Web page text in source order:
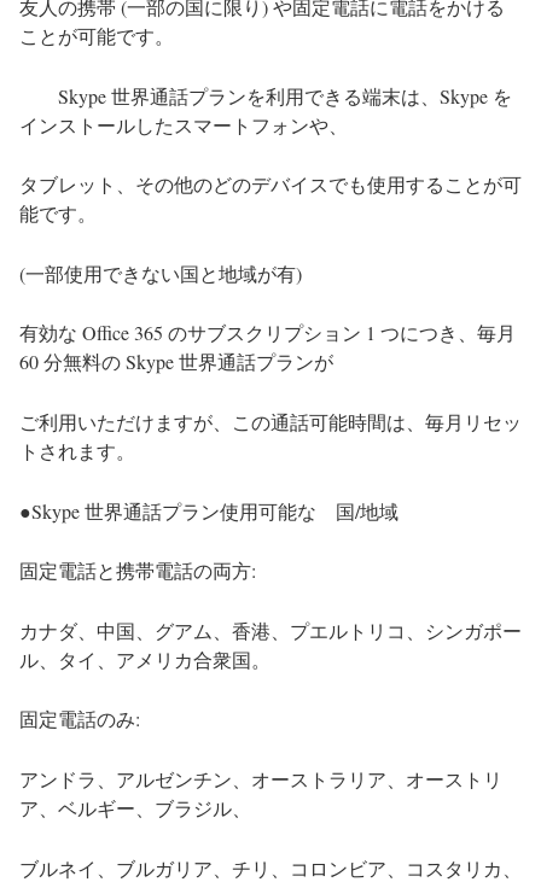
友人の携帯 (一部の国に限り) や固定電話に電話をかける
ことが可能です。
Skype 世界通話プランを利用できる端末は、Skype を
インストールしたスマートフォンや、
タブレット、その他のどのデバイスでも使用することが可
能です。
(一部使用できない国と地域が有)
有効な Office 365 のサブスクリプション 1 つにつき、毎月
60 分無料の Skype 世界通話プランが
ご利用いただけますが、この通話可能時間は、毎月リセッ
トされます。
●Skype 世界通話プラン使用可能な 国/地域
固定電話と携帯電話の両方:
カナダ、中国、グアム、香港、プエルトリコ、シンガポー
ル、タイ、アメリカ合衆国。
固定電話のみ:
アンドラ、アルゼンチン、オーストラリア、オーストリ
ア、ベルギー、ブラジル、
ブルネイ、ブルガリア、チリ、コロンビア、コスタリカ、